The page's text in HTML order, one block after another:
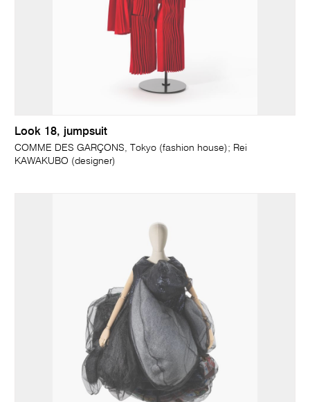
Look 18, jumpsuit
COMME DES GARÇONS, Tokyo (fashion house); Rei
KAWAKUBO (designer)